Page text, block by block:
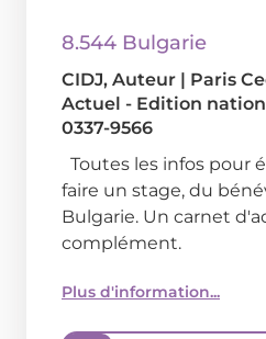
8.544 Bulgarie
CIDJ, Auteur | Paris
Actuel - Edition
0337-9566
Toutes les infos pour
faire un stage, du
Bulgarie. Un carnet
complément.
Plus d'information...